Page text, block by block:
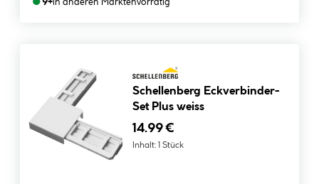
9+ in anderen Märktenvorrätig
Schellenberg Eckverbinder-
Set Plus weiss
14.99 €
Inhalt: 1 Stück